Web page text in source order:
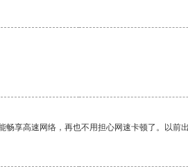
享高速网络，再也不用担心网速卡顿了。以前